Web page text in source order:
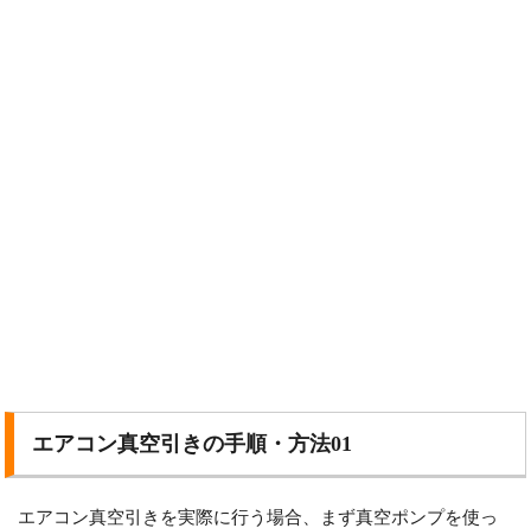
エアコン真空引きの手順・方法01
エアコン真空引きを実際に行う場合、まず真空ポンプを使っ